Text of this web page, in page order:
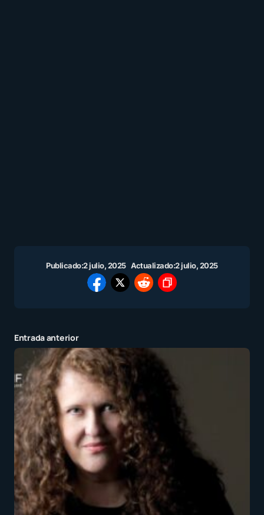
Publicado:2 julio, 2025 Actualizado:2 julio, 2025
Entrada anterior